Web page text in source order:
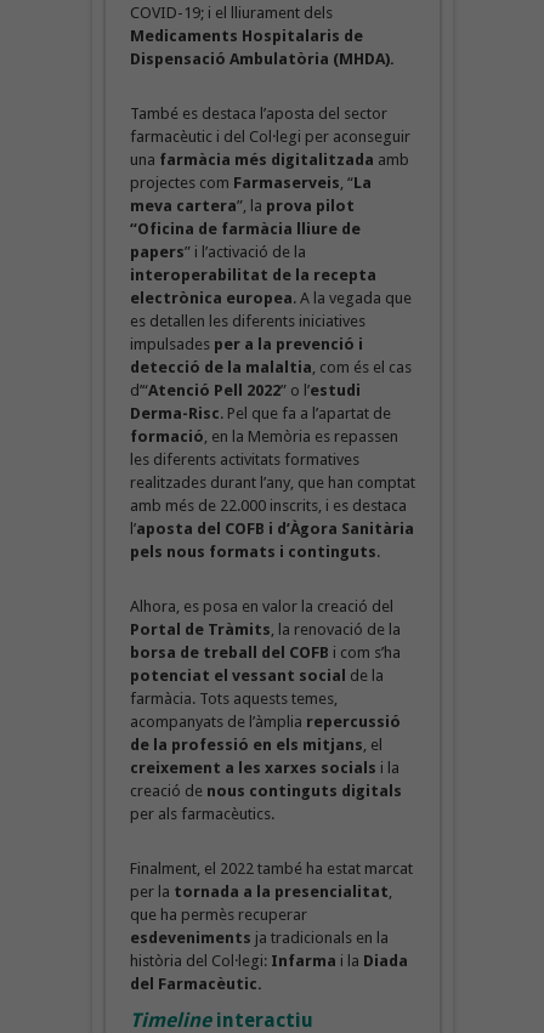
COVID-19; i el lliurament dels
Medicaments Hospitalaris de
Dispensació Ambulatòria (MHDA).
També es destaca l’aposta del sector
farmacèutic i del Col·legi per aconseguir
una farmàcia més digitalitzada amb
projectes com Farmaserveis , “La
meva cartera”, la prova pilot
“Oficina de farmàcia lliure de
papers” i l’activació de la
interoperabilitat de la recepta
electrònica europea. A la vegada que
es detallen les diferents iniciatives
impulsadesper a la prevenció i
detecció de la malaltia , com és el cas
d’“Atenció Pell 2022” o l’estudi
Derma-Risc. Pel que fa a l’apartat de
formació , en la Memòria es repassen
les diferents activitats formatives
realitzades durant l’any, que han comptat
amb més de 22.000 inscrits, i es destaca
l’aposta del COFB i d’Àgora Sanitària
pels nous formats i continguts.
Alhora, es posa en valor la creació del
Portal de Tràmits , la renovació de la
borsa de treball del COFB i com s’ha
potenciat el vessant social de la
farmàcia. Tots aquests temes,
acompanyats de l’àmplia repercussió
de la professió en els mitjans , el
creixement a les xarxes socials i la
creació de nous continguts digitals
per als farmacèutics.
Finalment, el 2022 també ha estat marcat
per la tornada a la presencialitat
que ha permès recuperar
esdeveniments ja tradicionals en la
història del Col·legi: Infarma i la Diada
del Farmacèutic.
Timelineinteractiu